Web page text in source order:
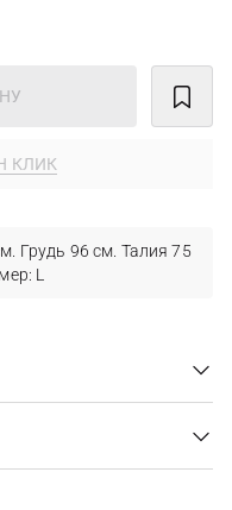
КЛИК
Грудь 96 см. Талия 75
L